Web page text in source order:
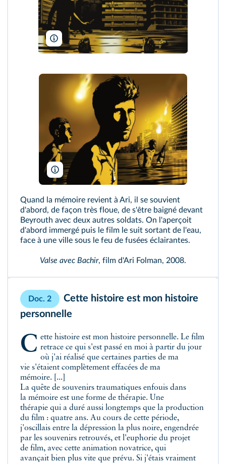
Bridgit Folman Film Gang - Les Films d'Ici - Razor Films/DR/
Bridgit Folman Film Gang - Les Films d'Ici - Razor Films/DR/
Quand la mémoire revient à Ari, il se souvient
d'abord, de façon très floue, de s'être baigné devant
Beyrouth avec deux autres soldats. On l'aperçoit
d'abord immergé puis le film le suit sortant de l'eau,
face à une ville sous le feu de fusées éclairantes.
Valse avec Bachir, film d'Ari Folman, 2008.
Doc. 2
Cette histoire est mon histoire
personnelle
Cette histoire est mon histoire personnelle. Le film retrace ce qui s'est passé en moi à partir du jour
où j'ai réalisé que certaines parties de ma
vie s'étaient complètement effacées de ma
mémoire. [...]
La quête de souvenirs traumatiques enfouis dans
la mémoire est une forme de thérapie. Une
thérapie qui a duré aussi longtemps que la production
du film : quatre ans. Au cours de cette période,
j'oscillais entre la dépression la plus noire, engendrée
par les souvenirs retrouvés, et l'euphorie du projet
de film, avec cette animation novatrice, qui
avançait bien plus vite que prévu. Si j'étais vraiment